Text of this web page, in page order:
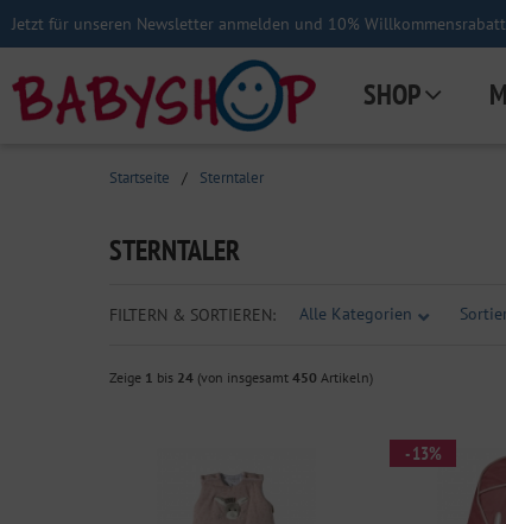
Jetzt für unseren Newsletter anmelden und 10%
SHOP
Startseite / Sterntaler
STERNTALER
FILTERN & SORTIEREN: Alle Kategorien
Zeige 1 bis 24 (von insgesamt 450 Artikeln)
- 13%